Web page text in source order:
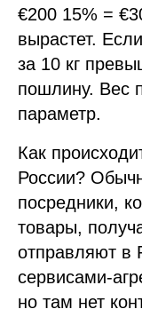
€200 15% =
вырастет.
за 10 кг
пошлину. Вес
параметр.
Как
России?
посредники,
товары,
отправляют в
сервисами-
но там нет